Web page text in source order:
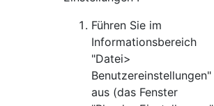
Führen Sie im
Informationsbereich
"Datei>
Benutzereinstellungen"
aus (das Fenster